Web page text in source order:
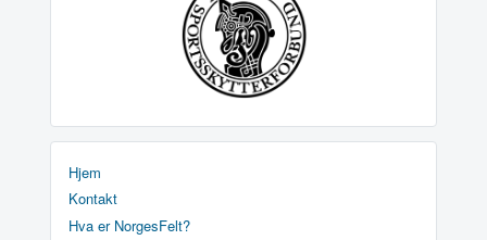
Hjem
Kontakt
Hva er NorgesFelt?